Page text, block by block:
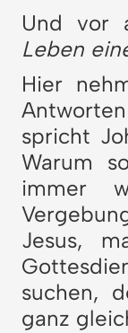
Und vor
Leben
Hier
spricht
Warum
immer
Jesus,
suchen,
ganz